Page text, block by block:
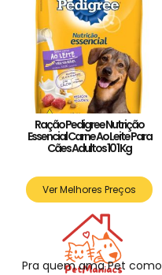
Ração Pedigree Nutrição
Essencial Carne Ao Leite Para
Cães Adultos 10 1 Kg
Ver Melhores Preços
Pra quem ama Pet como